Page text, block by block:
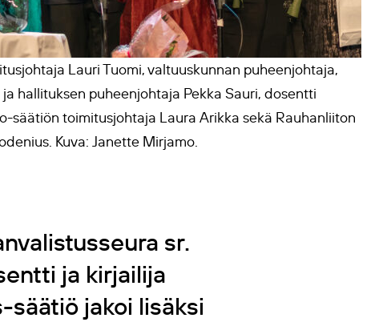
Lauri Tuomi, valtuuskunnan puheenjohtaja,
hallituksen puheenjohtaja Pekka Sauri, dosentti
säätiön toimitusjohtaja Laura Arikka sekä Rauhanliiton
Kuva: Janette Mirjamo.
sr.
ja kirjailija
säätiö jakoi lisäksi